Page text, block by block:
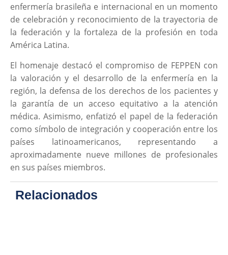
enfermería brasileña e internacional en un momento
de celebración y reconocimiento de la trayectoria de
la federación y la fortaleza de la profesión en toda
América Latina.
El homenaje destacó el compromiso de FEPPEN con
la valoración y el desarrollo de la enfermería en la
región, la defensa de los derechos de los pacientes y
la garantía de un acceso equitativo a la atención
médica. Asimismo, enfatizó el papel de la federación
como símbolo de integración y cooperación entre los
países latinoamericanos, representando a
aproximadamente nueve millones de profesionales
en sus países miembros.
Relacionados